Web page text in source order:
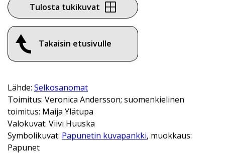
Tulosta tukikuvat
Takaisin etusivulle
Lähde: Selkosanomat
Toimitus: Veronica Andersson; suomenkielinen
toimitus: Maija Ylätupa
Valokuvat: Viivi Huuska
Symbolikuvat: Papunetin kuvapankki, muokkaus:
Papunet